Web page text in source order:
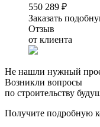
550 289 ₽
Заказать
Отзыв
от клиента
Не нашли нужный
Возникли вопросы
по строительству
Получите подробную